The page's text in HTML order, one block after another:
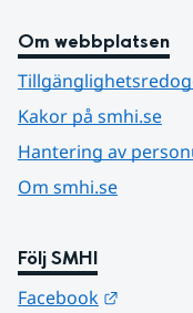
Om webbplatsen
Kakor på smhi.se
Hantering av
Om smhi.se
Följ SMHI
Facebook